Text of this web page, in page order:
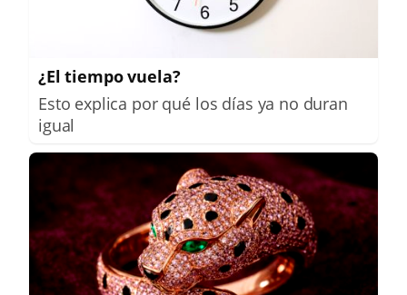
¿El tiempo vuela?
Esto explica por qué los días ya no duran
igual